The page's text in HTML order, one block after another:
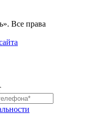
Все права